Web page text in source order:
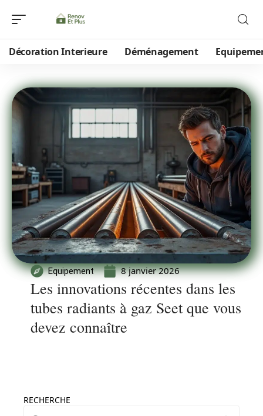
Décoration Interieure Déménagement
Equipement 8 janvier 2026
Les innovations récentes dans les
tubes radiants à gaz Seet que vous
devez connaître
RECHERCHE